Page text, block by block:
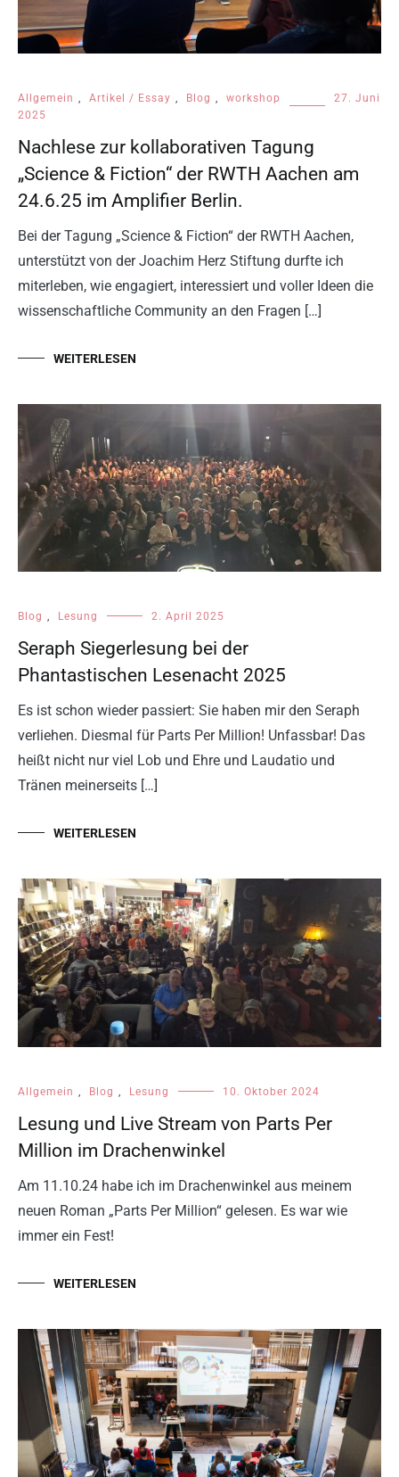
Allgemein , Artikel / Essay , Blog , workshop
27. Juni
2025
Nachlese zur kollaborativen Tagung
„Science & Fiction“ der RWTH Aachen am
24.6.25 im Amplifier Berlin.
Bei der Tagung „Science & Fiction“ der RWTH Aachen,
unterstützt von der Joachim Herz Stiftung durfte ich
miterleben, wie engagiert, interessiert und voller Ideen die
wissenschaftliche Community an den Fragen […]
WEITERLESEN
Blog , Lesung 2. April 2025
Seraph Siegerlesung bei der
Phantastischen Lesenacht 2025
Es ist schon wieder passiert: Sie haben mir den Seraph
verliehen. Diesmal für Parts Per Million! Unfassbar! Das
heißt nicht nur viel Lob und Ehre und Laudatio und
Tränen meinerseits […]
WEITERLESEN
Allgemein Blog Lesung 10. Oktober 2024
Lesung und Live Stream von Parts Per
Million im Drachenwinkel
Am 11.10.24 habe ich im Drachenwinkel aus meinem
neuen Roman „Parts Per Million“ gelesen. Es war wie
immer ein Fest!
WEITERLESEN